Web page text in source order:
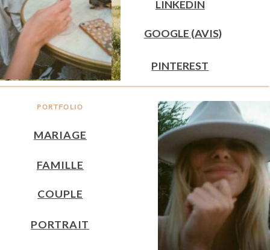
PORTFOLIO
MARIAGE
GOOGLE (AVIS)
FAMILLE
PINTEREST
COUPLE
LINKEDIN
PORTRAIT